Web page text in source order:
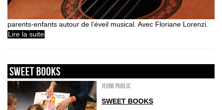
parents-enfants autour de l’éveil musical. Avec Floriane Lorenzi.
Lire la suite
sweet books
Jeune public
SWEET BOOKS